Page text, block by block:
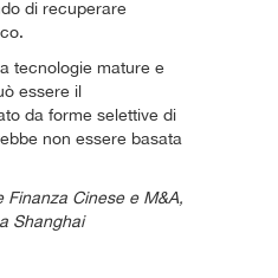
di recuperare
tecnologie mature e
essere il
da forme selettive di
non essere basata
Cinese e M&A,
Shanghai